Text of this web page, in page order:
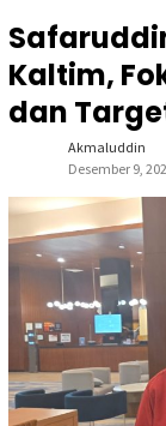
Kaltim,
dan
Akmaluddin
Desember 9,